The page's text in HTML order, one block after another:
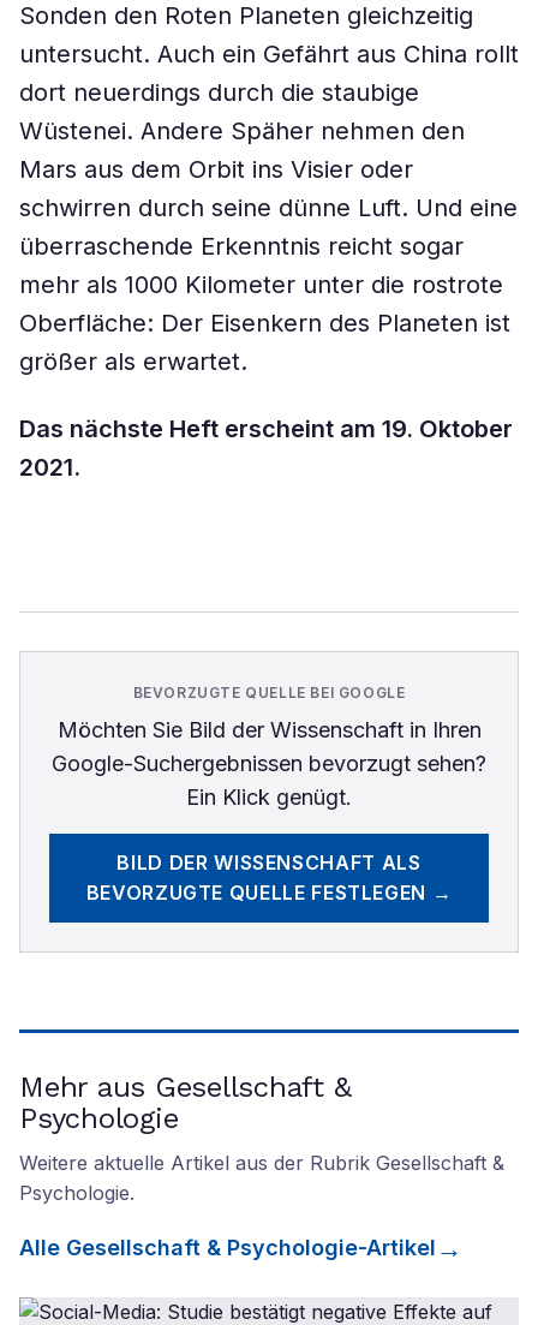
Sonden den Roten Planeten gleichzeitig
untersucht. Auch ein Gefährt aus China rollt
dort neuerdings durch die staubige
Wüstenei. Andere Späher nehmen den
Mars aus dem Orbit ins Visier oder
schwirren durch seine dünne Luft. Und eine
überraschende Erkenntnis reicht sogar
mehr als 1000 Kilometer unter die rostrote
Oberfläche: Der Eisenkern des Planeten ist
größer als erwartet.
Das nächste Heft erscheint am 19. Oktober
2021.
BEVORZUGTE QUELLE BEI GOOGLE
Möchten Sie Bild der Wissenschaftin Ihren
Google-Suchergebnissen bevorzugt sehen?
Ein Klick genügt.
BILD DER WISSENSCHAFT ALS
BEVORZUGTE QUELLE FESTLEGEN →
Mehr aus Gesellschaft &
Psychologie
Weitere aktuelle Artikel aus der Rubrik Gesellschaft &
Psychologie.
Alle Gesellschaft & Psychologie-Artikel